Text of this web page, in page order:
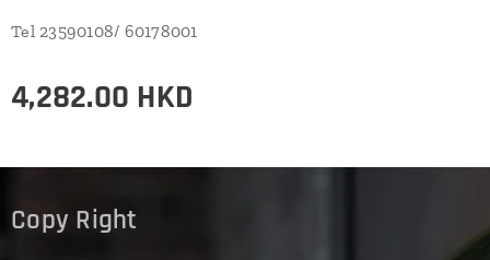
Tel 23590108/ 60178001
4,282.00 HKD
Copy Right